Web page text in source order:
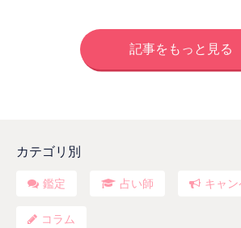
記事をもっと見る
カテゴリ別
鑑定 占い師 キャ
コラム